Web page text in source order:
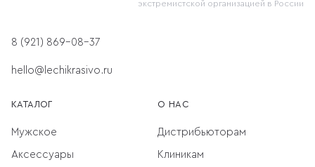
экстремистской организацией в России
8 (921) 869-08-37
hello@lechikrasivo.ru
КАТАЛОГ
Мужское
Аксессуары
О НАС
Дистрибьюторам
Клиникам